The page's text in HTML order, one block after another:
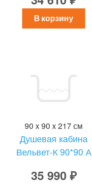
В корзину
90 x 90 x 217 см
Душевая кабина
Вельвет-К 90*90 А
35 990 ₽